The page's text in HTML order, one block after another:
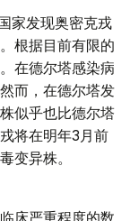
家发现奥密克戎
根据目前有限的
在德尔塔感染病
而，在德尔塔发
似乎也比德尔塔
将在明年3月前
变异株。